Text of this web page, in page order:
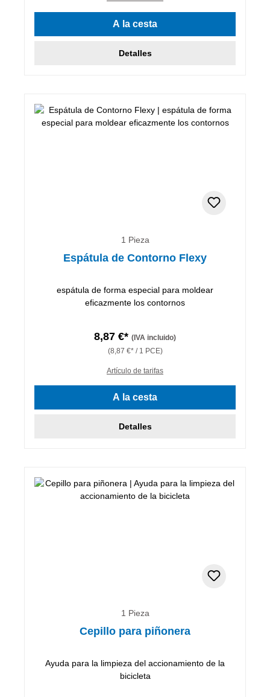
A la cesta
Detalles
1 Pieza
Espátula de Contorno Flexy
espátula de forma especial para moldear
eficazmente los contornos
8,87 €* (IVA incluido)
(8,87 €* / 1 PCE)
Artículo de tarifas
A la cesta
Detalles
1 Pieza
Cepillo para piñonera
Ayuda para la limpieza del accionamiento de la
bicicleta